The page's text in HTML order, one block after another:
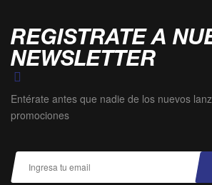
REGISTRATE A
NEWSLETTER
Entérate antes que nadie de los nuevos
promociones